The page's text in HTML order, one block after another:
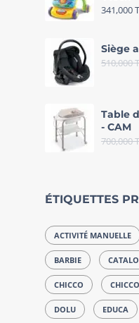
341,000
Siège
510,000
Table
- CAM
700,000
ÉTIQUETTES
ACTIVITÉ MANUELLE
BARBIE
CHICCO
DOLU EDUCA